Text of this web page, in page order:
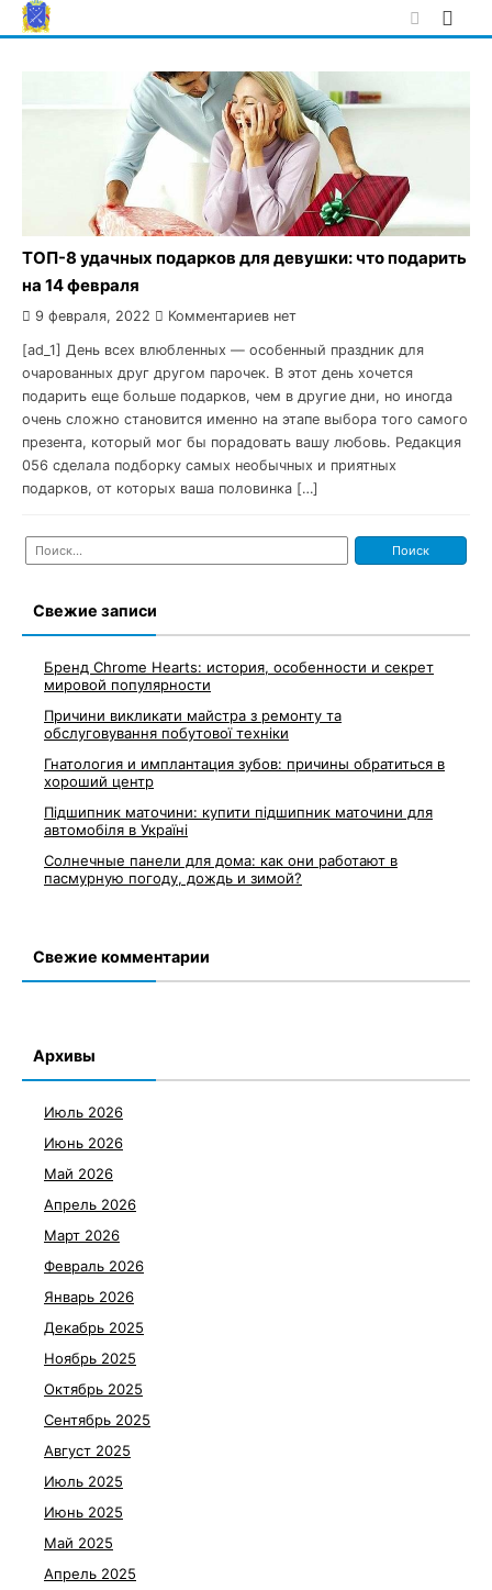
Skip
to
ТОП-8 удачных подарков для девушки: что подарить
на 14 февраля
9 февраля, 2022 Комментариев нет
[ad_1] День всех влюбленных — особенный праздник для
очарованных друг другом парочек. В этот день хочется
подарить еще больше подарков, чем в другие дни, но иногда
очень сложно становится именно на этапе выбора того самого
презента, который мог бы порадовать вашу любовь. Редакция
056 сделала подборку самых необычных и приятных
подарков, от которых ваша половинка […]
Найти:
Свежие записи
Бренд Chrome Hearts: история, особенности и секрет
мировой популярности
Причини викликати майстра з ремонту та
обслуговування побутової техніки
Гнатология и имплантация зубов: причины обратиться в
хороший центр
Підшипник маточини: купити підшипник маточини для
автомобіля в Україні
Солнечные панели для дома: как они работают в
пасмурную погоду, дождь и зимой?
Свежие комментарии
Архивы
Июль 2026
Июнь 2026
Май 2026
Апрель 2026
Март 2026
Февраль 2026
Январь 2026
Декабрь 2025
Ноябрь 2025
Октябрь 2025
Сентябрь 2025
Август 2025
Июль 2025
Июнь 2025
Май 2025
Апрель 2025